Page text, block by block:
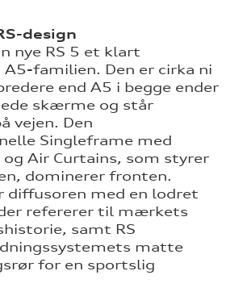
design
nye RS 5 et klart
familien. Den er cirka ni
end A5 i begge ender
skærme og står
vejen. Den
Singleframe med
Air Curtains, som styrer
dominerer fronten.
diffusoren med en lodret
refererer til mærkets
samt RS
matte
for en sportslig